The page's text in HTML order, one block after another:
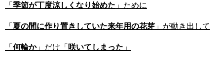
「 季節が丁度涼しくなり始めた 」ために
「 夏の間に作り置きしていた来年用の花芽 」が動き出して
「 何輪か」だけ「 咲いてしまった 」